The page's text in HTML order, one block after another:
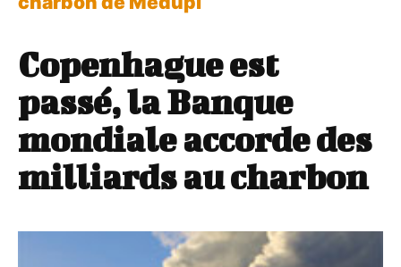
Copenhague est
passé, la Banque
mondiale accorde des
milliards au charbon